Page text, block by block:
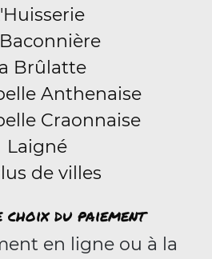
Brûlatte
Anthenaise
Craonnaise
Laigné
de villes
choix du paiement
en ligne ou à la